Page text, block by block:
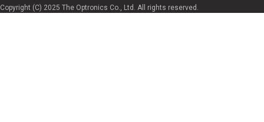
Copyright (C) 2025 The Optronics Co., Ltd. All rights reserved.